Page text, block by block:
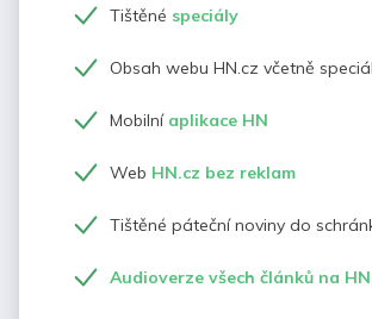
Tištěné speciály
Obsah webu HN.cz včetně
Mobilní aplikace HN
Web HN.cz bez reklam
Tištěné páteční noviny do
Audioverze všech článků na